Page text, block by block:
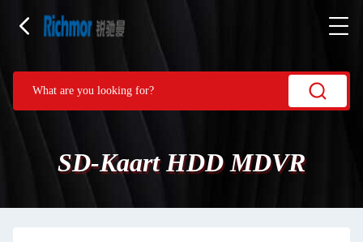
SD-Kaart HDD MDVR